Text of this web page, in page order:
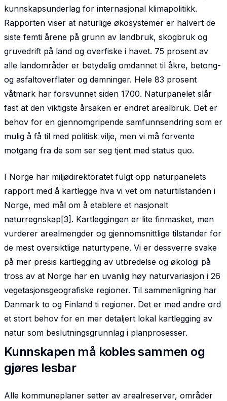
kunnskapsunderlag for internasjonal klimapolitikk.
Rapporten viser at naturlige økosystemer er halvert de
siste femti årene på grunn av landbruk, skogbruk og
gruvedrift på land og overfiske i havet. 75 prosent av
alle landområder er betydelig omdannet til åkre, betong-
og asfaltoverflater og demninger. Hele 83 prosent
våtmark har forsvunnet siden 1700. Naturpanelet slår
fast at den viktigste årsaken er endret arealbruk. Det er
behov for en gjennomgripende samfunnsendring som er
mulig å få til med politisk vilje, men vi må forvente
motgang fra de som ser seg tjent med status quo.
I Norge har miljødirektoratet fulgt opp naturpanelets
rapport med å kartlegge hva vi vet om naturtilstanden i
Norge, med mål om å etablere et nasjonalt
naturregnskap[3]. Kartleggingen er lite finmasket, men
vurderer arealmengder og gjennomsnittlige tilstander for
de mest oversiktlige naturtypene. Vi er dessverre svake
på mer presis kartlegging av utbredelse og økologi på
tross av at Norge har en uvanlig høy naturvariasjon i 26
vegetasjonsgeografiske regioner. Til sammenligning har
Danmark to og Finland ti regioner. Det er med andre ord
et stort behov for en mer detaljert lokal kartlegging av
natur som beslutningsgrunnlag i planprosesser.
Kunnskapen må kobles sammen og
gjøres lesbar
Alle kommuneplaner setter av arealreserver, områder